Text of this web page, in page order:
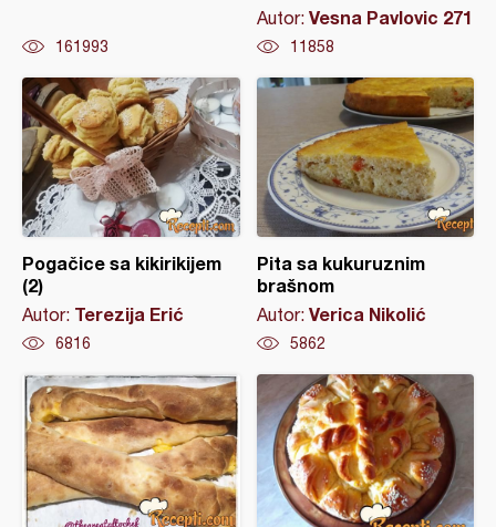
161993
Autor: Vesna Pavlovic 271
11858
Pogačice sa kikirikijem
(2)
Autor: Terezija Erić
6816
Pita sa kukuruznim
brašnom
Autor: Verica Nikolić
5862